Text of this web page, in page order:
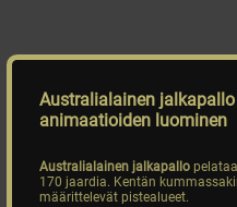
Australialainen jalkapallo
animaatioiden luominen
Australialainen jalkapallo
170 jaardia. Kentän
määrittelevät pistealueet.